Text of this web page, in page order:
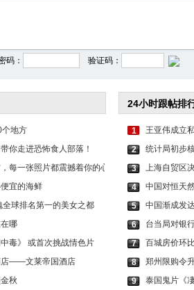
码： 验证码：
个地方
你走进恐怖食人部落！
每一张照片都震撼着你的心
宜的海鲜
球排名第一的美女之都
哪
毒》 或首次挑战情色片
店——文莱帝国酒店
秋
24小时跟帖排
1
王亚伟成立
2
统计局初步
3
上海自贸区
4
中国对恒天
5
中国渐成发
6
台当局对银
7
百城房价环
8
郑州限购令
9
泰国鬼片《